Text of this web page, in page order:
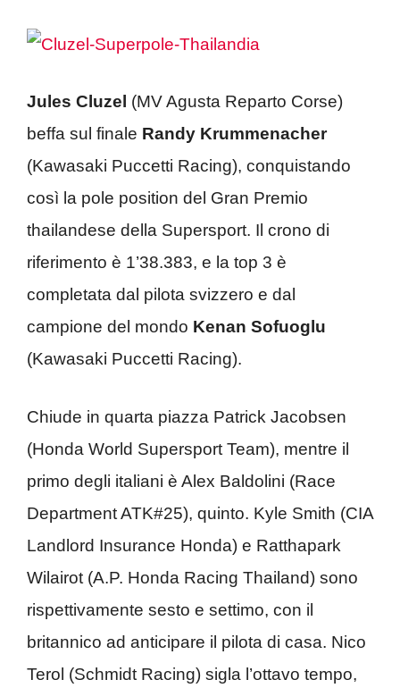
Jules Cluzel (MV Agusta Reparto Corse)
beffa sul finale Randy Krummenacher
(Kawasaki Puccetti Racing), conquistando
così la pole position del Gran Premio
thailandese della Supersport. Il crono di
riferimento è 1’38.383, e la top 3 è
completata dal pilota svizzero e dal
campione del mondo Kenan Sofuoglu
(Kawasaki Puccetti Racing).
Chiude in quarta piazza Patrick Jacobsen
(Honda World Supersport Team), mentre il
primo degli italiani è Alex Baldolini (Race
Department ATK#25), quinto. Kyle Smith (CIA
Landlord Insurance Honda) e Ratthapark
Wilairot (A.P. Honda Racing Thailand) sono
rispettivamente sesto e settimo, con il
britannico ad anticipare il pilota di casa. Nico
Terol (Schmidt Racing) sigla l’ottavo tempo,